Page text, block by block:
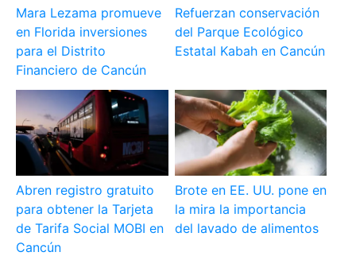
Mara Lezama promueve
en Florida inversiones
para el Distrito
Financiero de Cancún
Refuerzan conservación
del Parque Ecológico
Estatal Kabah en Cancún
Abren registro gratuito
para obtener la Tarjeta
de Tarifa Social MOBI en
Cancún
Brote en EE. UU. pone en
la mira la importancia
del lavado de alimentos